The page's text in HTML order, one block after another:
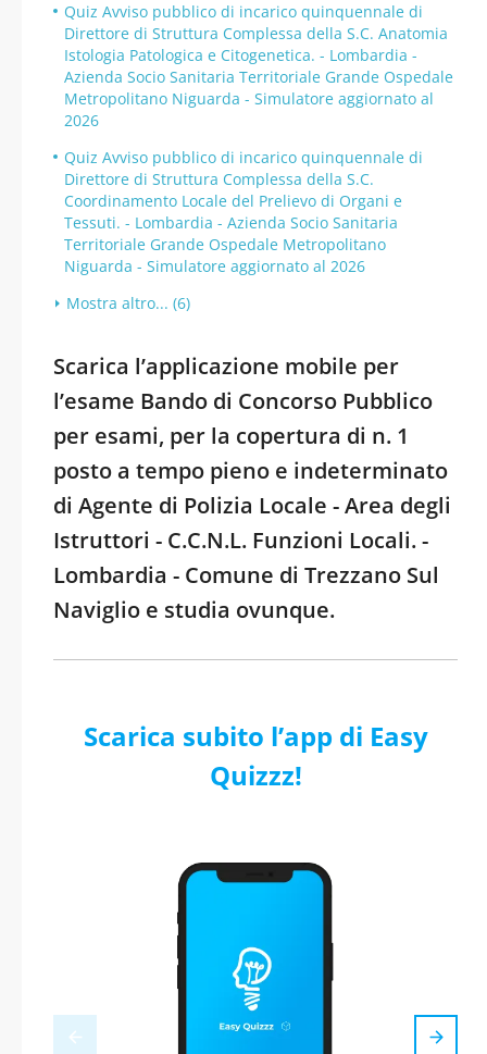
Quiz Avviso pubblico di incarico quinquennale di
Direttore di Struttura Complessa della S.C. Anatomia
Istologia Patologica e Citogenetica. - Lombardia -
Azienda Socio Sanitaria Territoriale Grande Ospedale
Metropolitano Niguarda - Simulatore aggiornato al
2026
Quiz Avviso pubblico di incarico quinquennale di
Direttore di Struttura Complessa della S.C.
Coordinamento Locale del Prelievo di Organi e
Tessuti. - Lombardia - Azienda Socio Sanitaria
Territoriale Grande Ospedale Metropolitano
Niguarda - Simulatore aggiornato al 2026
Mostra altro... (6)
Scarica l’applicazione mobile per
l’esame Bando di Concorso Pubblico
per esami, per la copertura di n. 1
posto a tempo pieno e indeterminato
di Agente di Polizia Locale - Area degli
Istruttori - C.C.N.L. Funzioni Locali. -
Lombardia - Comune di Trezzano Sul
Naviglio e studia ovunque.
Scarica subito l’app di Easy
Quizzz!